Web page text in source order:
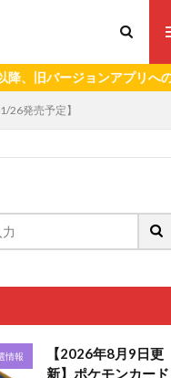
ジョンアプリへのプッシュ
26発売予定】
情報
【2026年8月9日更
新】ポケモンカード